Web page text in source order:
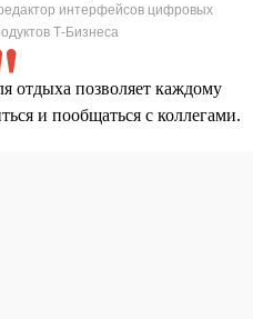
интерфейсов цифровых
Т-Бизнеса
отдыха позволяет каждому
и пообщаться с коллегами.